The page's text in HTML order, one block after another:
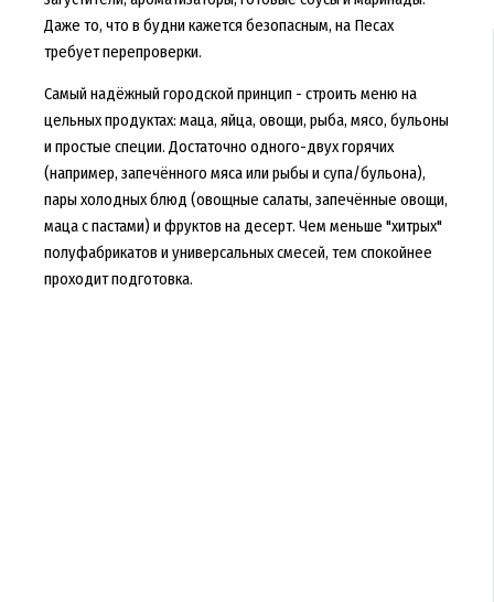
Даже то, что в будни кажется безопасным, на Песах
требует перепроверки.
Самый надёжный городской принцип - строить меню на
цельных продуктах: маца, яйца, овощи, рыба, мясо, бульоны
и простые специи. Достаточно одного-двух горячих
(например, запечённого мяса или рыбы и супа/бульона),
пары холодных блюд (овощные салаты, запечённые овощи,
маца с пастами) и фруктов на десерт. Чем меньше "хитрых"
полуфабрикатов и универсальных смесей, тем спокойнее
проходит подготовка.